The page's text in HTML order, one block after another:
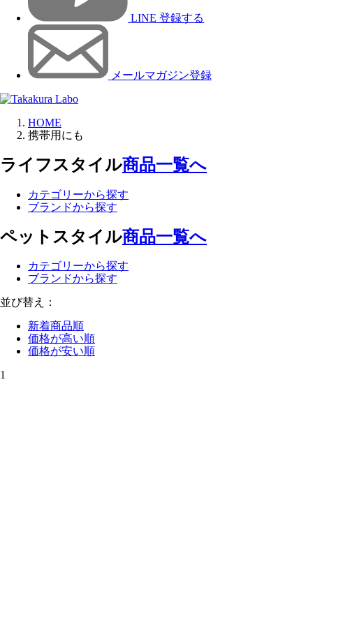
LINE 登録する
メールマガジン登録
HOME
携帯用にも
ライフスタイル商品一覧へ
カテゴリーから探す
ブランドから探す
ペットスタイル商品一覧へ
カテゴリーから探す
ブランドから探す
並び替え：
新着商品順
価格が高い順
価格が安い順
1